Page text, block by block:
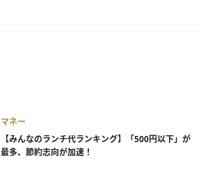
マネー
【みんなのランチ代ランキング】「500円以下」が
最多、節約志向が加速！